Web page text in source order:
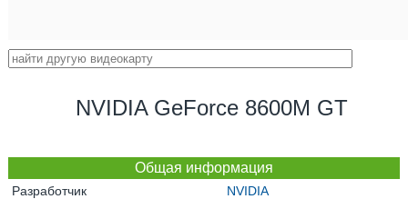
NVIDIA GeForce 8600M GT
Общая информация
Разработчик
NVIDIA